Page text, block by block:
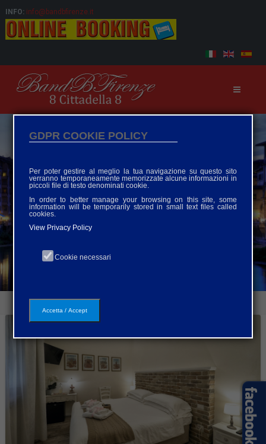
INFO: info@bandbfirenze.it
GDPR COOKIE POLICY
Per poter gestire al meglio la tua navigazione su questo sito
verranno temporaneamente memorizzate alcune informazioni in
piccoli file di testo denominati cookie.
In order to better manage your browsing on this site, some
information will be temporarily stored in small text files called
cookies.
View Privacy Policy
Cookie necessari
Accetta / Accept